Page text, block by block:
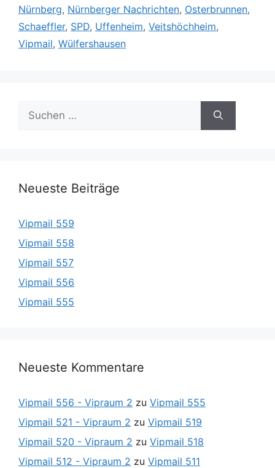
Nürnberg, Nürnberger Nachrichten, Osterbrunnen,
Schaeffler, SPD, Uffenheim, Veitshöchheim,
Vipmail, Wülfershausen
Suche
nach:
Neueste Beiträge
Vipmail 559
Vipmail 558
Vipmail 557
Vipmail 556
Vipmail 555
Neueste Kommentare
Vipmail 556 - Vipraum 2 zu Vipmail 555
Vipmail 521 - Vipraum 2 zu Vipmail 519
Vipmail 520 - Vipraum 2 zu Vipmail 518
Vipmail 512 - Vipraum 2 zu Vipmail 511